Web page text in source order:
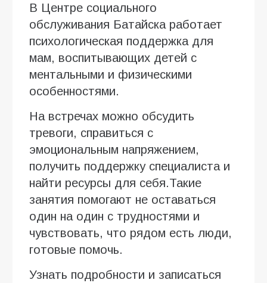
В Центре социального
обслуживания Батайска работает
психологическая поддержка для
мам, воспитывающих детей с
ментальными и физическими
особенностями.
На встречах можно обсудить
тревоги, справиться с
эмоциональным напряжением,
получить поддержку специалиста и
найти ресурсы для себя.Такие
занятия помогают не оставаться
один на один с трудностями и
чувствовать, что рядом есть люди,
готовые помочь.
Узнать подробности и записаться